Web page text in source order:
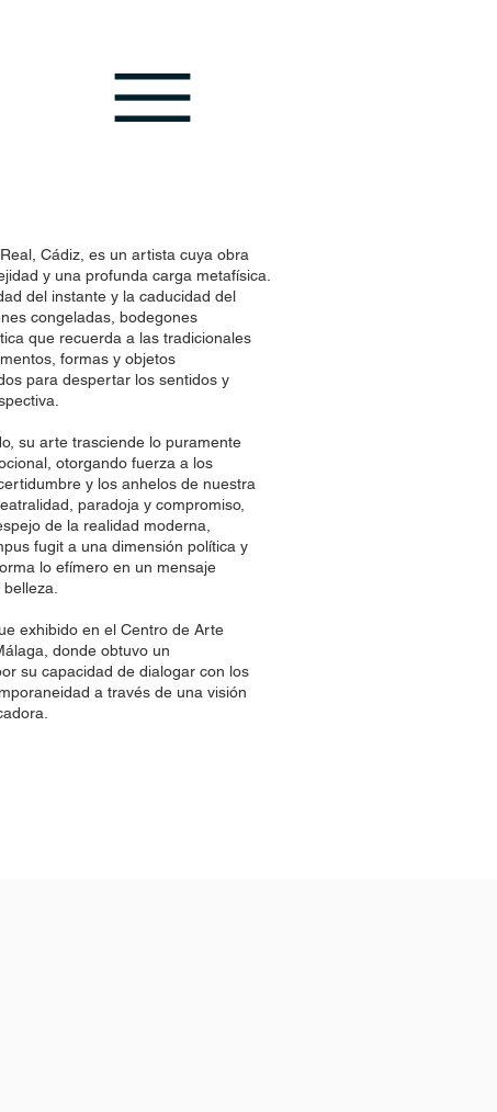
Cádiz, es un artista cuya obra
y una profunda carga metafísica.
del instante y la caducidad del
congeladas, bodegones
que recuerda a las tradicionales
formas y objetos
para despertar los sentidos y
su arte trasciende lo puramente
otorgando fuerza a los
y los anhelos de nuestra
paradoja y compromiso,
de la realidad moderna,
fugit a una dimensión política y
lo efímero en un mensaje
exhibido en el Centro de Arte
donde obtuvo un
su capacidad de dialogar con los
a través de una visión